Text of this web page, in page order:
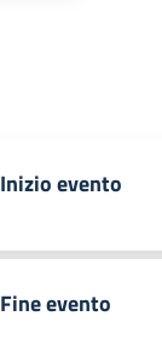
Inizio evento
Fine evento